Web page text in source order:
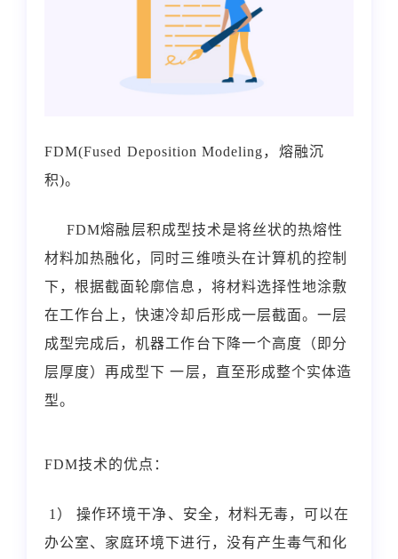
FDM(Fused Deposition Modeling，熔融沉
积)。
FDM熔融层积成型技术是将丝状的热熔性
材料加热融化，同时三维喷头在计算机的控制
下，根据截面轮廓信息，将材料选择性地涂敷
在工作台上，快速冷却后形成一层截面。一层
成型完成后，机器工作台下降一个高度（即分
层厚度）再成型下 一层，直至形成整个实体造
型。
FDM技术的优点：
1） 操作环境干净、安全，材料无毒，可以在
办公室、家庭环境下进行，没有产生毒气和化